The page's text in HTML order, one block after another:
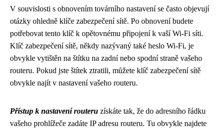
V souvislosti s obnovením továrního nastavení se často objevují
otázky ohledně klíče zabezpečení sítě. Po obnovení budete
potřebovat tento klíč k opětovnému připojení k vaší Wi-Fi síti.
Klíč zabezpečení sítě, někdy nazývaný také heslo Wi-Fi, je
obvykle vytištěn na štítku na zadní nebo spodní straně vašeho
routeru. Pokud jste štítek ztratili, můžete klíč zabezpečení sítě
obvykle najít v nastavení vašeho routeru.
Přístup k nastavení routeru získáte tak, že do adresního řádku
vašeho prohlížeče zadáte IP adresu routeru. Tu obvykle najdete